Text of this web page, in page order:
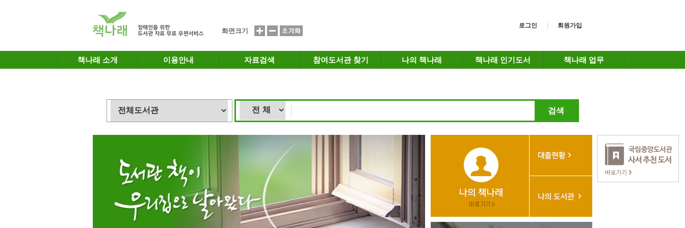
화면크기
로그인 회원가입
책나래 소개 이용안내 자료검색 참여도서관 찾기 나의 책나래 책나래 인기도서 책나래 업무
검색